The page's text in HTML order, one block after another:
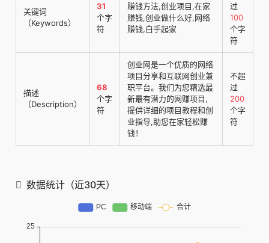
关键词
（Keywords）
31
个字
符
赚钱方法,创业项目,在家
赚钱,创业做什么好,网络
赚钱,白手起家
过
100
个字
符
描述
（Description）
68
个字
符
创业网是一个优质的网络
项目分享和互联网创业兼
职平台。我们为您精选最
新最有潜力的网赚项目,
提供详细的项目教程和创
业指导,助您在家轻松赚
钱！
不超
过
200
个字
符
数据统计（近30天）